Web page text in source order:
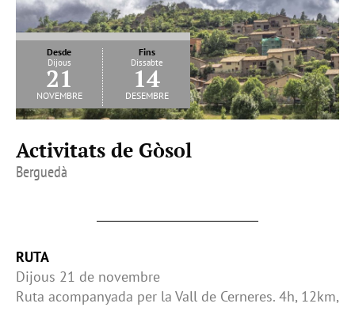
Desde
Dijous
21
novembre
Fins
Dissabte
14
desembre
Activitats de Gòsol
Berguedà
RUTA
Dijous 21 de novembre
Ruta acompanyada per la Vall de Cerneres. 4h, 12km,